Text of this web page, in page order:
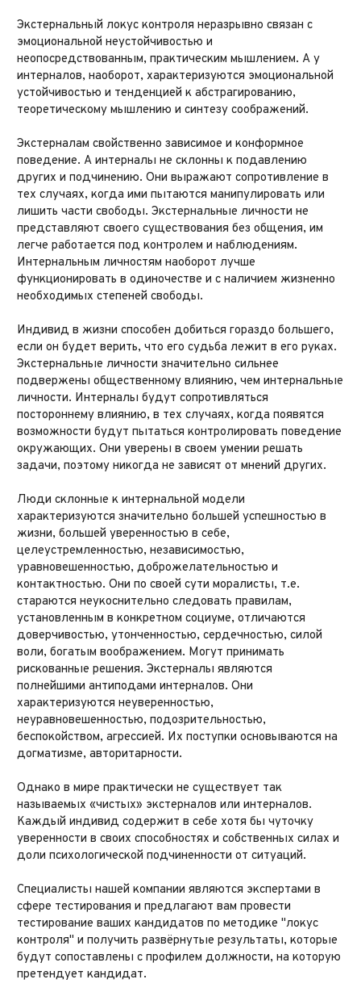
Экстернальный локус контроля неразрывно связан с
эмоциональной неустойчивостью и
неопосредствованным, практическим мышлением. А у
интерналов, наоборот, характеризуются эмоциональной
устойчивостью и тенденцией к абстрагированию,
теоретическому мышлению и синтезу соображений.
Экстерналам свойственно зависимое и конформное
поведение. А интерналы не склонны к подавлению
других и подчинению. Они выражают сопротивление в
тех случаях, когда ими пытаются манипулировать или
лишить части свободы. Экстернальные личности не
представляют своего существования без общения, им
легче работается под контролем и наблюдениям.
Интернальным личностям наоборот лучше
функционировать в одиночестве и с наличием жизненно
необходимых степеней свободы.
Индивид в жизни способен добиться гораздо большего,
если он будет верить, что его судьба лежит в его руках.
Экстернальные личности значительно сильнее
подвержены общественному влиянию, чем интернальные
личности. Интерналы будут сопротивляться
постороннему влиянию, в тех случаях, когда появятся
возможности будут пытаться контролировать поведение
окружающих. Они уверены в своем умении решать
задачи, поэтому никогда не зависят от мнений других.
Люди склонные к интернальной модели
характеризуются значительно большей успешностью в
жизни, большей уверенностью в себе,
целеустремленностью, независимостью,
уравновешенностью, доброжелательностью и
контактностью. Они по своей сути моралисты, т.е.
стараются неукоснительно следовать правилам,
установленным в конкретном социуме, отличаются
доверчивостью, утонченностью, сердечностью, силой
воли, богатым воображением. Могут принимать
рискованные решения. Экстерналы являются
полнейшими антиподами интерналов. Они
характеризуются неуверенностью,
неуравновешенностью, подозрительностью,
беспокойством, агрессией. Их поступки основываются на
догматизме, авторитарности.
Однако в мире практически не существует так
называемых «чистых» экстерналов или интерналов.
Каждый индивид содержит в себе хотя бы чуточку
уверенности в своих способностях и собственных силах и
доли психологической подчиненности от ситуаций.
Специалисты нашей компании являются экспертами в
сфере тестирования и предлагают вам провести
тестирование ваших кандидатов по методике "локус
контроля" и получить развёрнутые результаты, которые
будут сопоставлены с профилем должности, на которую
претендует кандидат.